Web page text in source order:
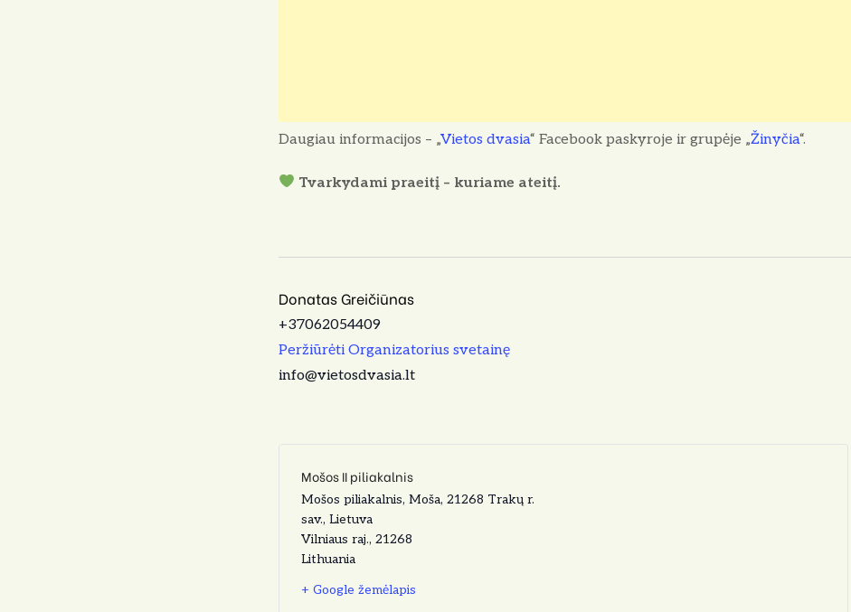
Daugiau informacijos – „Vietos dvasia“ Facebook paskyroje ir grupėje „Žinyčia“.
Tvarkydami praeitį – kuriame ateitį.
Donatas Greičiūnas
+37062054409
Peržiūrėti Organizatorius svetainę
info@vietosdvasia.lt
Mošos II piliakalnis
Mošos piliakalnis, Moša, 21268 Trakų r.
sav., Lietuva
Vilniaus raj., 21268
Lithuania
+ Google žemėlapis